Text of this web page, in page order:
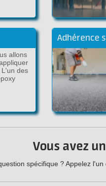
allons
L'un des
Vous avez
spécifique ? Appelez